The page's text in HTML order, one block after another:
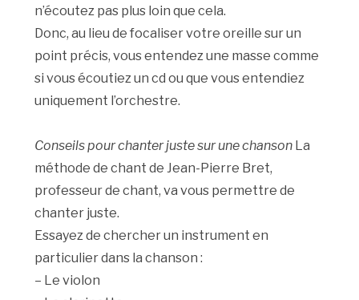
n’écoutez pas plus loin que cela.
Donc, au lieu de focaliser votre oreille sur un
point précis, vous entendez une masse comme
si vous écoutiez un cd ou que vous entendiez
uniquement l’orchestre.
Conseils pour chanter juste sur une chanson La
méthode de chant de Jean-Pierre Bret,
professeur de chant, va vous permettre de
chanter juste.
Essayez de chercher un instrument en
particulier dans la chanson :
– Le violon